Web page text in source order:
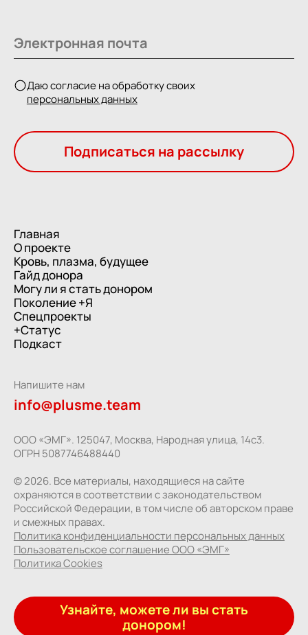
Даю согласие на обработку своих
персональных данных
Подписаться на рассылку
Главная
О проекте
Кровь, плазма, будущее
Гайд донора
Могу ли я стать донором
Поколение +Я
Спецпроекты
+Статус
Подкаст
Напишите нам
info@plusme.team
ООО «ЭМГ». 125047, Москва, Народная улица, 14с3.
ОГРН 5087746488440
© 2026. Все материалы, находящиеся на сайте
охраняются в соответствии с законодательством
Российской Федерации, в том числе об авторском праве
и смежных правах.
Политика конфиденциальности персональных данных
Пользовательское соглашение ООО «ЭМГ»
ПолитикаCookies
Узнайте, можете ли вы стать
донором!